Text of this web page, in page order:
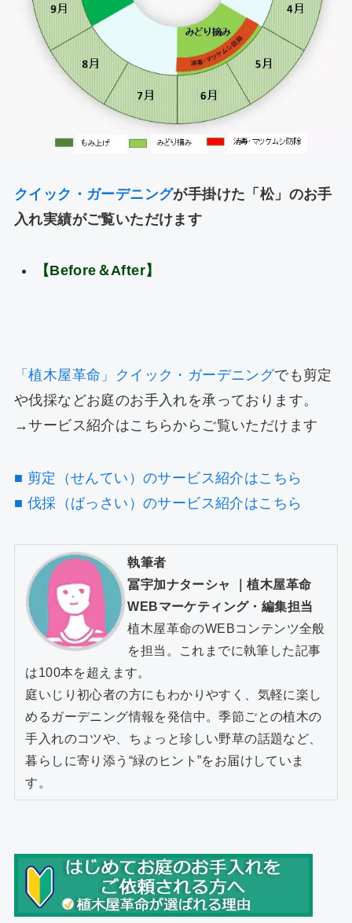
クイック・ガーデニングが手掛けた「松」のお手
入れ実績がご覧いただけます
【Before ＆After】
「植木屋革命」クイック・ガーデニングでも剪定
や伐採などお庭のお手入れを承っております。
→サービス紹介はこちらからご覧いただけます
■ 剪定（せんてい）のサービス紹介はこちら
■ 伐採（ばっさい）のサービス紹介はこちら
執筆者
冨宇加ナターシャ
｜植木屋革命
WEBマーケティング・編集担当
植木屋革命のWEBコンテンツ全般
を担当。これまでに執筆した記事
は100本を超えます。
庭いじり初心者の方にもわかりやすく、気軽に楽し
めるガーデニング情報を発信中。季節ごとの植木の
手入れのコツや、ちょっと珍しい野草の話題など、
暮らしに寄り添う“緑のヒント”をお届けしていま
す。